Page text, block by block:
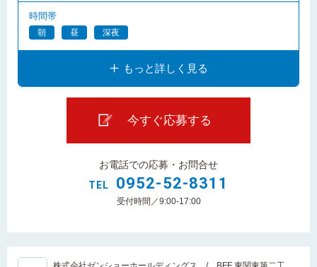
時間帯
朝 昼 深夜
もっと詳しく見る
今すぐ応募する
お電話での応募・お問合せ
TEL
0952-52-8311
受付時間／9:00-17:00